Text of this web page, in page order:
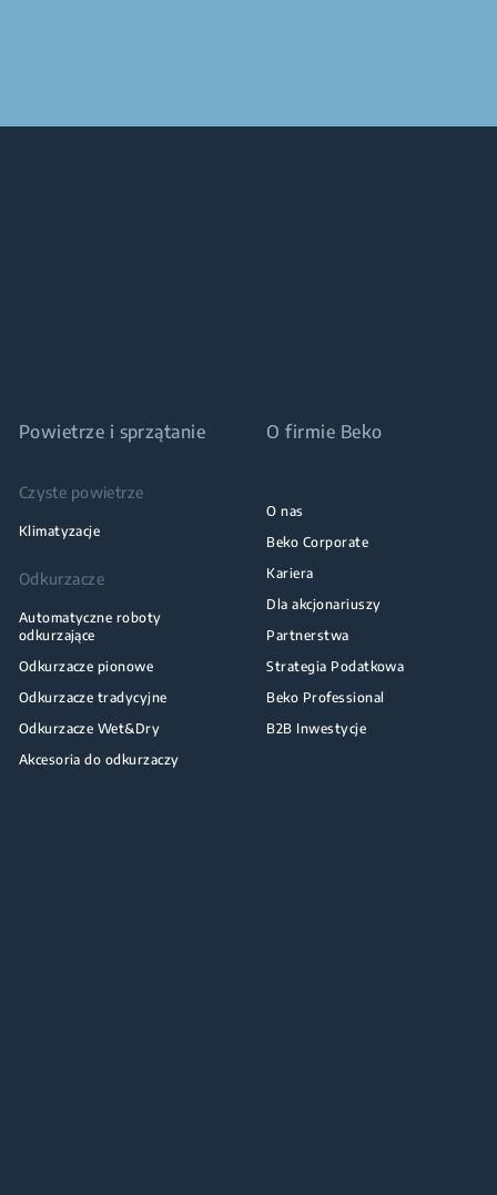
Powietrze i sprzątanie
Czyste powietrze
Klimatyzacje
Odkurzacze
Automatyczne roboty
odkurzające
Odkurzacze pionowe
Odkurzacze tradycyjne
Odkurzacze Wet&Dry
Akcesoria do odkurzaczy
O firmie Beko
O nas
Beko Corporate
Kariera
Dla akcjonariuszy
Partnerstwa
Strategia Podatkowa
Beko Professional
B2B Inwestycje